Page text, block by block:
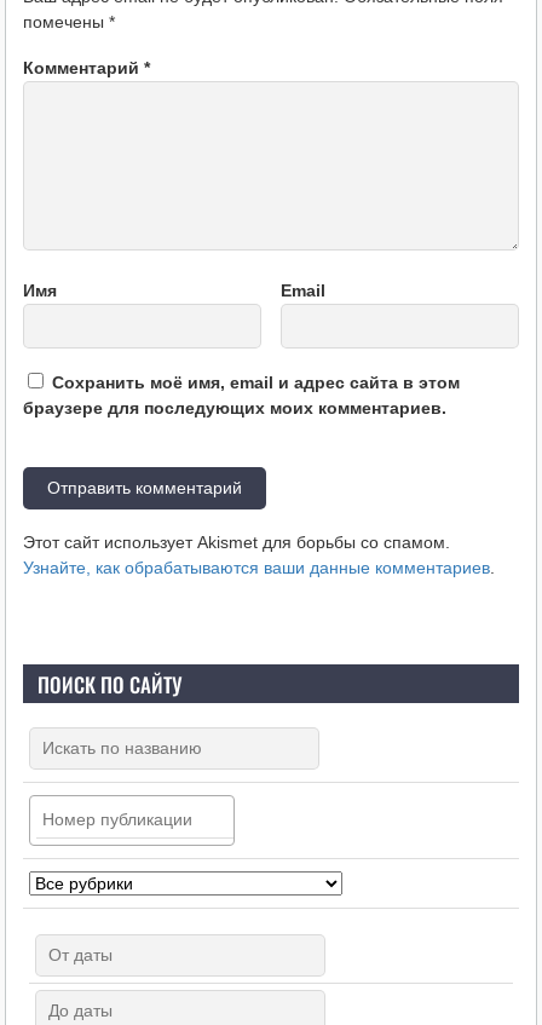
помечены *
Комментарий *
Имя Email
Сохранить моё имя, email и адрес сайта в этом
браузере для последующих моих комментариев.
Этот сайт использует Akismet для борьбы со спамом.
Узнайте, как обрабатываются ваши данные комментариев.
ПОИСК ПО САЙТУ